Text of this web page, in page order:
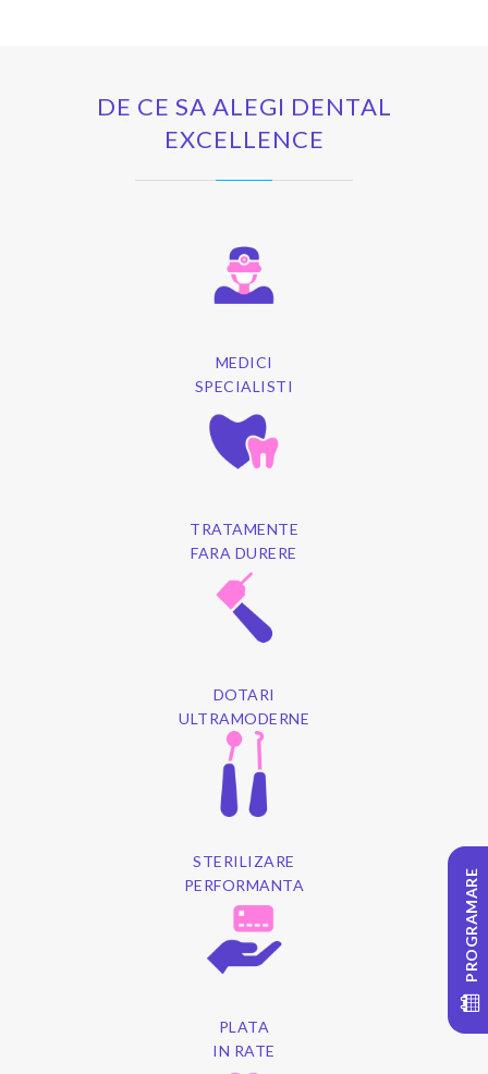
DE CE SA ALEGI DENTAL
EXCELLENCE
MEDICI
SPECIALISTI
TRATAMENTE
FARA DURERE
DOTARI
ULTRAMODERNE
STERILIZARE
PERFORMANTA
PLATA
IN RATE
PROGRAMARE